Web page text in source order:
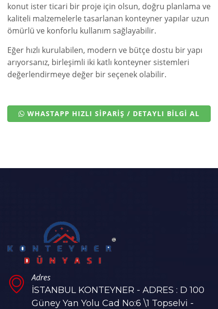
konut ister ticari bir proje için olsun, doğru planlama ve
kaliteli malzemelerle tasarlanan konteyner yapılar uzun
ömürlü ve konforlu kullanım sağlayabilir.
Eğer hızlı kurulabilen, modern ve bütçe dostu bir yapı
arıyorsanız, birleşimli iki katlı konteyner sistemleri
değerlendirmeye değer bir seçenek olabilir.
WHASTAPP HIZLI SİPARİŞ / DETAYLI BİLGİ AL
Adres
İSTANBUL KONTEYNER - ADRES : D 100
Güney Yan Yolu Cad No:6 \1 Topselvi -